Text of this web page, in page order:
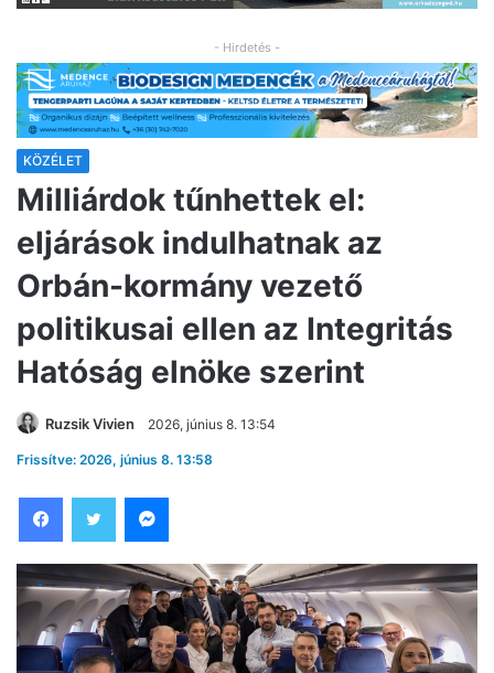
- Hirdetés -
KÖZÉLET
Milliárdok tűnhettek el:
eljárások indulhatnak az
Orbán-kormány vezető
politikusai ellen az Integritás
Hatóság elnöke szerint
Ruzsik Vivien 2026, június 8. 13:54
Frissítve: 2026, június 8. 13:58